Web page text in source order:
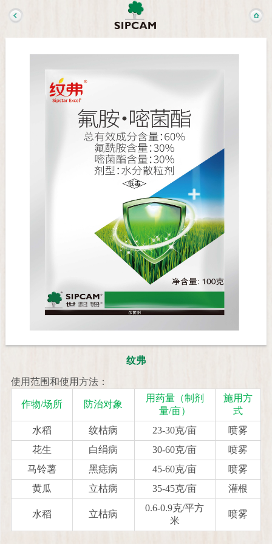
纹弗
使用范围和使用方法：
作物/场所 防治对象
用药量（制剂
量/亩）
施用方
式
水稻
纹枯病 23-30克/亩
喷雾
花生
白绢病 30-60克/亩
喷雾
马铃薯
黑痣病 45-60克/亩
喷雾
黄瓜
立枯病 35-45克/亩 灌根
水稻 立枯病
0.6-0.9克/平方
米
喷雾